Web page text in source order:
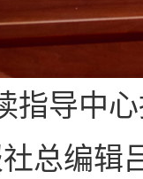
指导中
总编辑